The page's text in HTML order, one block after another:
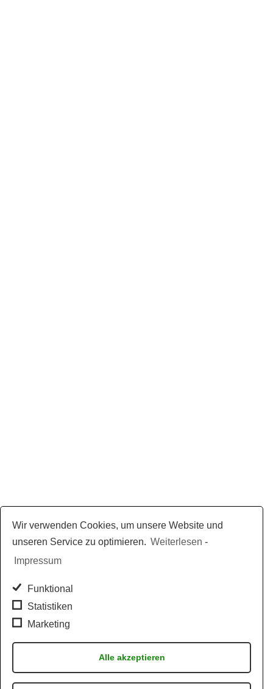
Wir verwenden Cookies, um unsere Website und
unseren Service zu optimieren. Weiterlesen -
Impressum
Funktional
Statistiken
Marketing
Alle akzeptieren